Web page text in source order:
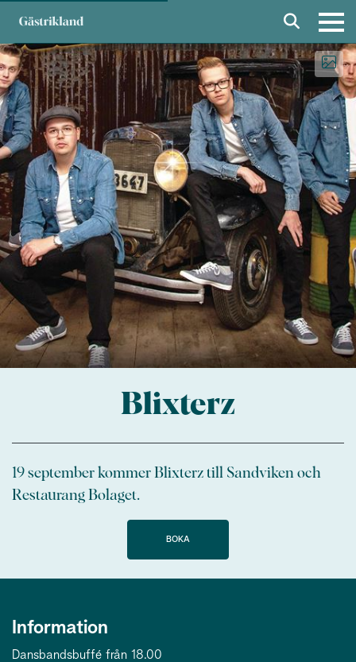
Blixterz
19 september kommer Blixterz till Sandviken och
Restaurang Bolaget.
BOKA
Information
Dansbandsbuffé från 18.00